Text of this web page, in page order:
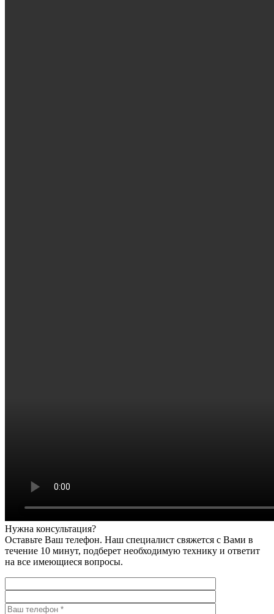
Нужна консультация?
Оставьте Ваш телефон. Наш специалист свяжется с Вами в
течение 10 минут, подберет необходимую технику и ответит
на все имеющиеся вопросы.